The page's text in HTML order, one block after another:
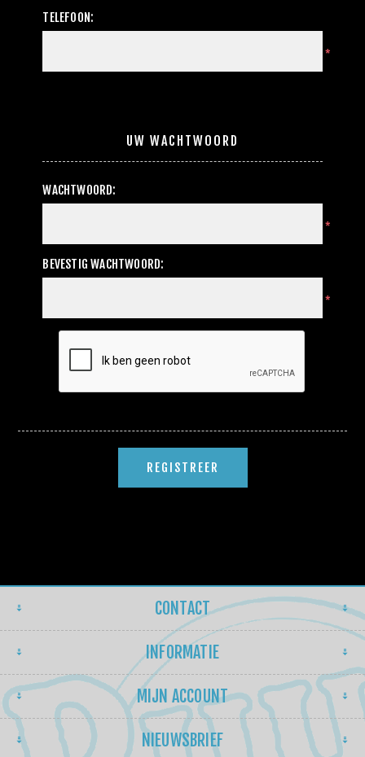
TELEFOON:
*
UW WACHTWOORD
WACHTWOORD:
*
BEVESTIG WACHTWOORD:
*
CONTACT
INFORMATIE
MIJN ACCOUNT
NIEUWSBRIEF